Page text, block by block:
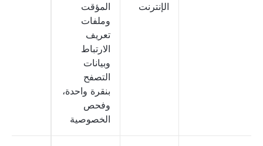
الإنترنت
المؤقت
وملفات
تعريف
الارتباط
وبيانات
التصفح
بنقرة واحدة،
وفحص
الخصوصية